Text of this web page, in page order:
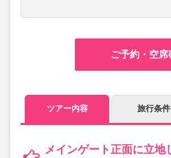
ご予約・空席
ツアー内容 旅行条件
メインゲート正面に立地